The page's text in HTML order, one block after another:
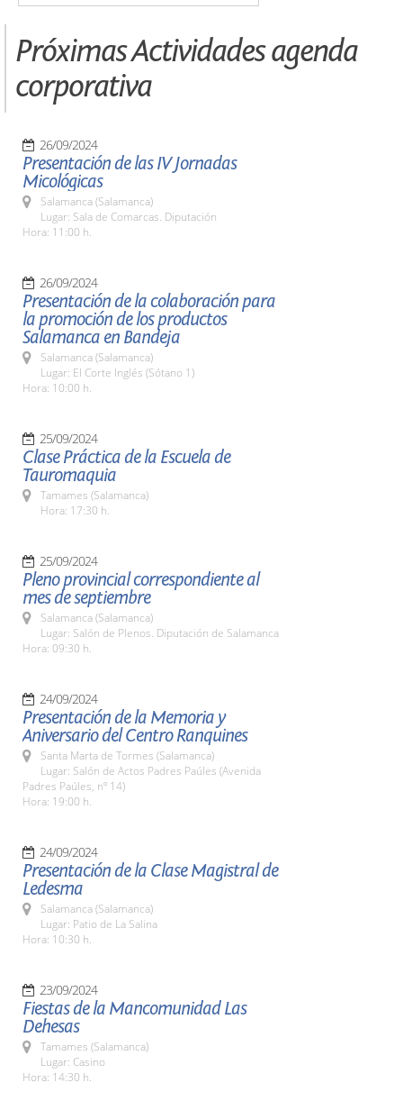
Próximas Actividades agenda
corporativa
26/09/2024
Presentación de las IV Jornadas
Micológicas
Salamanca (Salamanca)
Lugar: Sala de Comarcas. Diputación
Hora: 11:00 h.
26/09/2024
Presentación de la colaboración para
la promoción de los productos
Salamanca en Bandeja
Salamanca (Salamanca)
Lugar: El Corte Inglés (Sótano 1)
Hora: 10:00 h.
25/09/2024
Clase Práctica de la Escuela de
Tauromaquia
Tamames (Salamanca)
Hora: 17:30 h.
25/09/2024
Pleno provincial correspondiente al
mes de septiembre
Salamanca (Salamanca)
Lugar: Salón de Plenos. Diputación de Salamanca
Hora: 09:30 h.
24/09/2024
Presentación de la Memoria y
Aniversario del Centro Ranquines
Santa Marta de Tormes (Salamanca)
Lugar: Salón de Actos Padres Paúles (Avenida
Padres Paúles, nº 14)
Hora: 19:00 h.
24/09/2024
Presentación de la Clase Magistral de
Ledesma
Salamanca (Salamanca)
Lugar: Patio de La Salina
Hora: 10:30 h.
23/09/2024
Fiestas de la Mancomunidad Las
Dehesas
Tamames (Salamanca)
Lugar: Casino
Hora: 14:30 h.